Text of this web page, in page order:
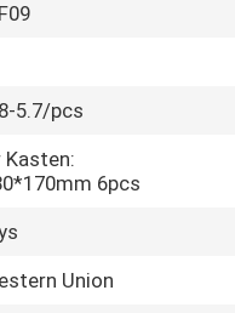
5.7/pcs
Kasten:
6pcs
Union